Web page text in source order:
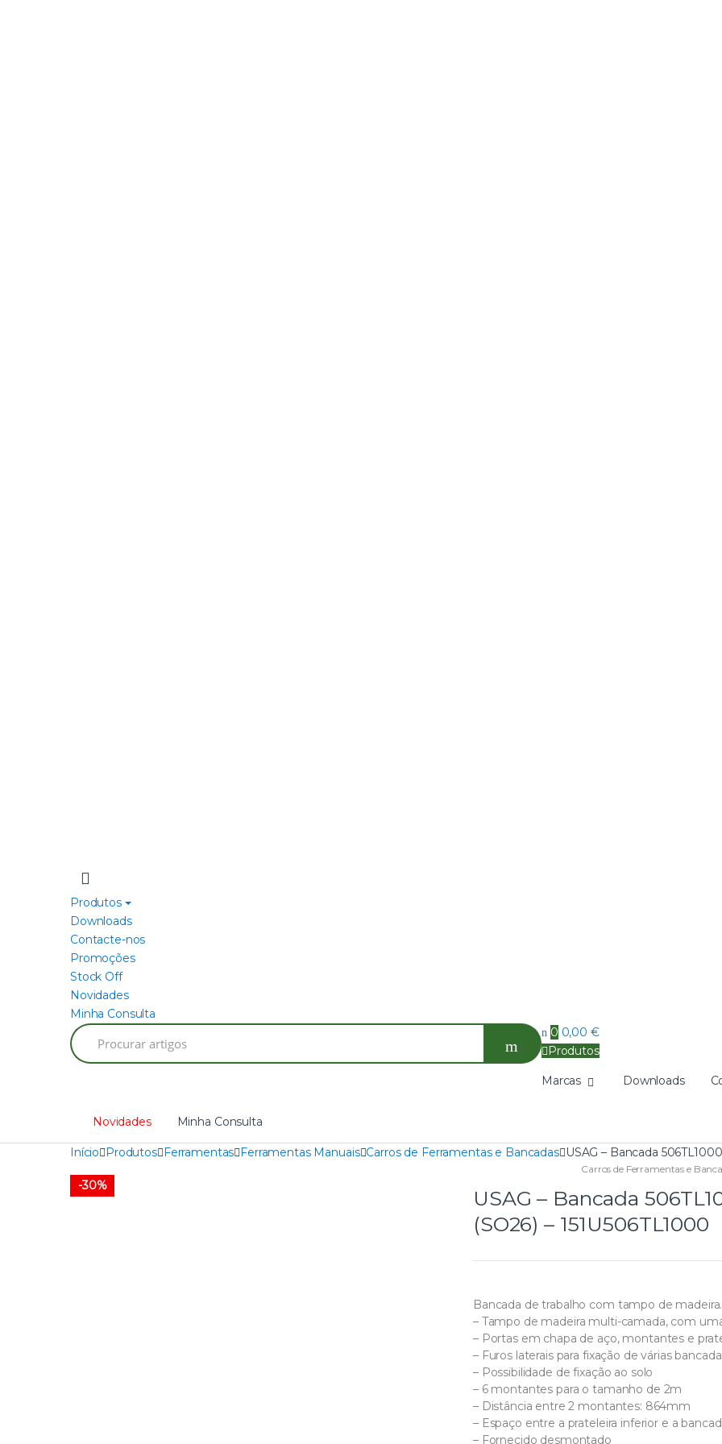
Produtos
Downloads
Contacte-nos
Promoções
Stock Off
Novidades
Minha Consulta
Search
for:
0 0,00 €
Produtos
Marcas Downloads
Novidades Minha Consulta
Início Produtos Ferramentas Ferramentas Manuais Carros de Ferramentas e Bancadas USAG – Bancada
-30%
Carros de Ferramentas e
USAG – Bancada
(SO26) – 151U506TL1000
Bancada de trabalho com tampo de madeira.
– Tampo de madeira multi-camada, com
– Portas em chapa de aço, montantes e
– Furos laterais para fixação de várias
– Possibilidade de fixação ao solo
– 6 montantes para o tamanho de 2m
– Distância entre 2 montantes: 864mm
– Espaço entre a prateleira inferior e a
– Fornecido desmontado